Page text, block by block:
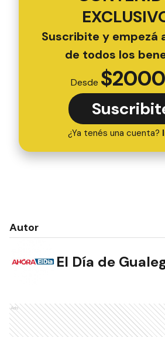
Suscribite y empezá
de todos los
Desde $2000
¿Ya tenés una cuenta?
Autor
El Día de
Ads